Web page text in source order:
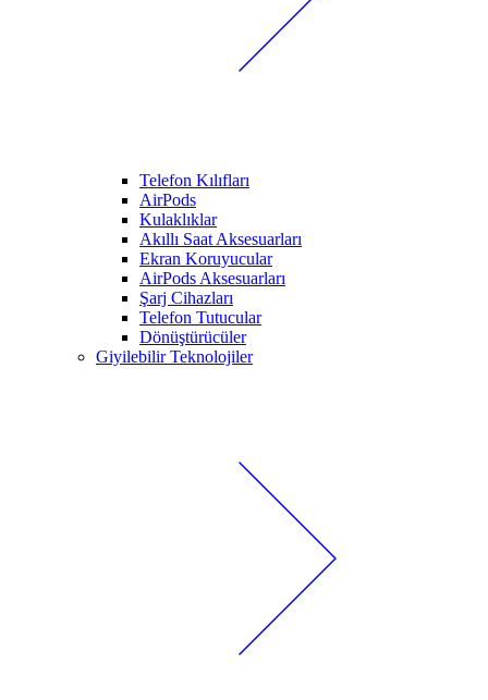
Telefon Kılıfları
AirPods
Kulaklıklar
Akıllı Saat Aksesuarları
Ekran Koruyucular
AirPods Aksesuarları
Şarj Cihazları
Telefon Tutucular
Dönüştürücüler
Giyilebilir Teknolojiler